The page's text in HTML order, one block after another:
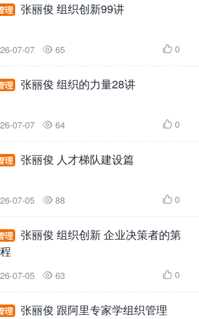
理 张丽俊 组织创新99讲
07-07  65  0
理 张丽俊 组织的力量28讲
07-07  64  0
理 张丽俊 人才梯队建设篇
07-05  88  0
理
张丽俊 组织创新 企业决策者的第
07-05  63  0
理 张丽俊 跟阿里专家学组织管理